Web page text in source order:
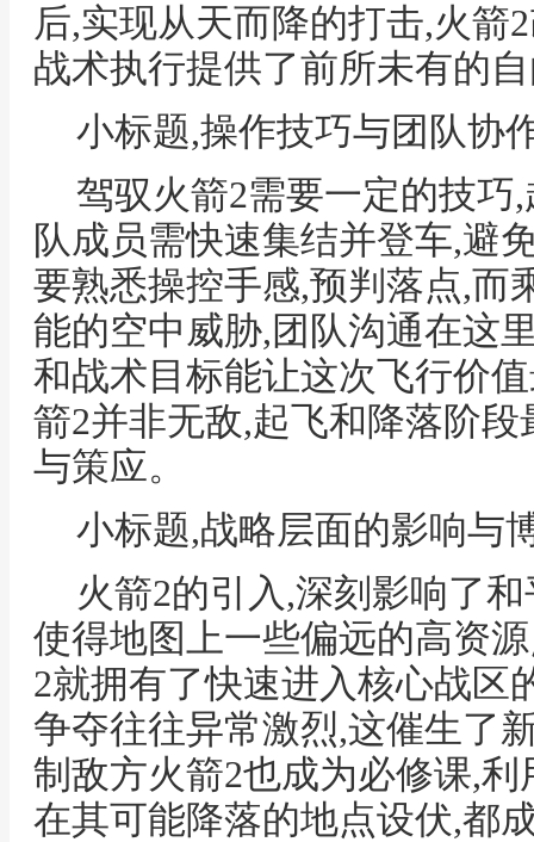
后,实现从天而降的打击,火箭
战术执行提供了前所未有的
小标题,操作技巧与团队协
驾驭火箭2需要一定的技巧
队成员需快速集结并登车,避
要熟悉操控手感,预判落点,而
能的空中威胁,团队沟通在这
和战术目标能让这次飞行价
箭2并非无敌,起飞和降落阶
与策应。
小标题,战略层面的影响与
火箭2的引入,深刻影响了
使得地图上一些偏远的高资
2就拥有了快速进入核心战区
争夺往往异常激烈,这催生了
制敌方火箭2也成为必修课,
在其可能降落的地点设伏,都